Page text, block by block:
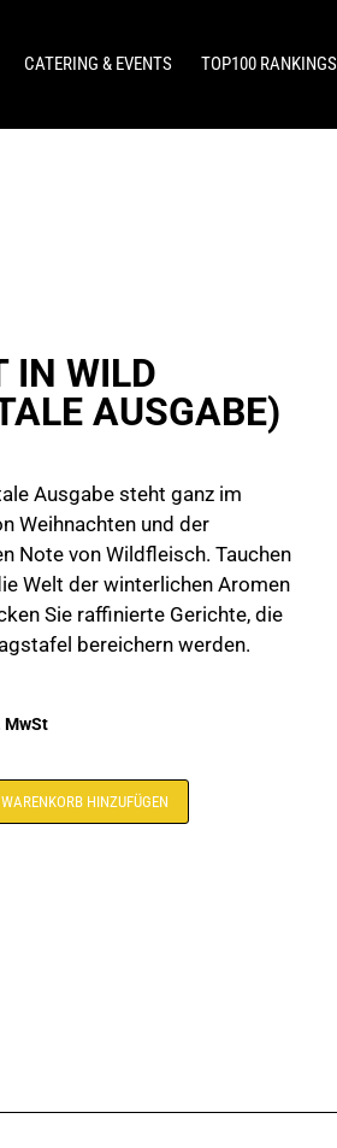
CATERING & EVENTS TOP100 RANKINGS
IN WILD
AUSGABE)
Ausgabe steht ganz im
Weihnachten und der
Note von Wildfleisch. Tauchen
Welt der winterlichen Aromen
Sie raffinierte Gerichte, die
bereichern werden.
MwSt
WARENKORB HINZUFÜGEN